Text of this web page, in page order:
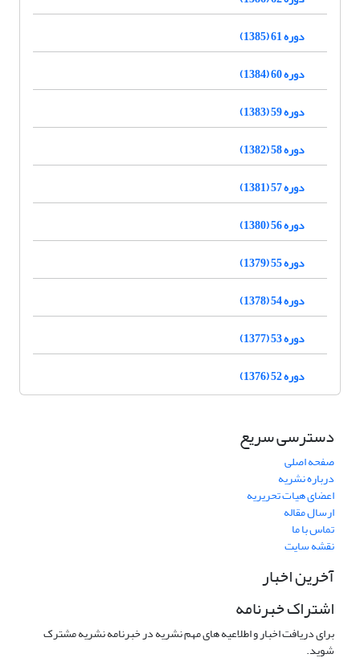
دوره 61 (1385)
دوره 60 (1384)
دوره 59 (1383)
دوره 58 (1382)
دوره 57 (1381)
دوره 56 (1380)
دوره 55 (1379)
دوره 54 (1378)
دوره 53 (1377)
دوره 52 (1376)
دسترسی سریع
صفحه اصلی
درباره نشریه
اعضای هیات تحریریه
ارسال مقاله
تماس با ما
نقشه سایت
آخرین اخبار
اشتراک خبرنامه
برای دریافت اخبار و اطلاعیه های مهم نشریه در خبرنامه نشریه مشترک
شوید.